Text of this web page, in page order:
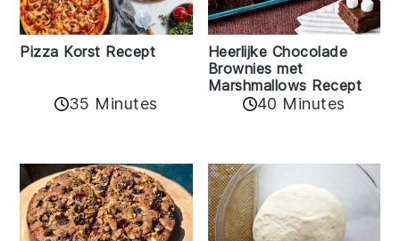
Pizza Korst Recept
35 Minutes
Heerlijke Chocolade
Brownies met
Marshmallows Recept
40 Minutes